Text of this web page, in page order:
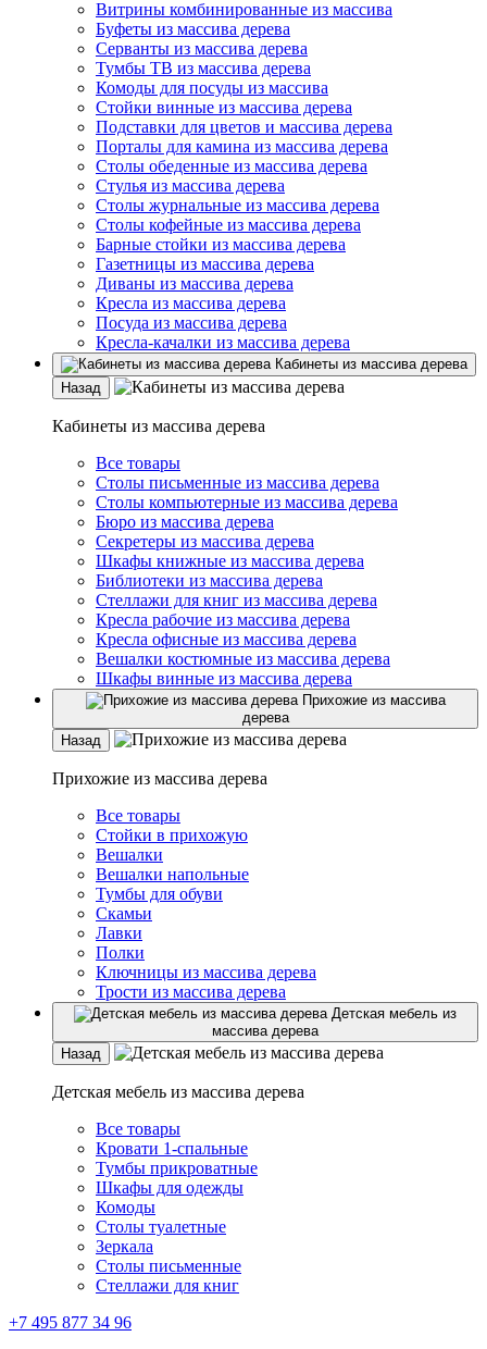
Витрины комбинированные из массива
Буфеты из массива дерева
Серванты из массива дерева
Тумбы ТВ из массива дерева
Комоды для посуды из массива
Стойки винные из массива дерева
Подставки для цветов и массива дерева
Порталы для камина из массива дерева
Столы обеденные из массива дерева
Стулья из массива дерева
Столы журнальные из массива дерева
Столы кофейные из массива дерева
Барные стойки из массива дерева
Газетницы из массива дерева
Диваны из массива дерева
Кресла из массива дерева
Посуда из массива дерева
Кресла-качалки из массива дерева
Кабинеты из массива дерева
Назад
Кабинеты из массива дерева
Все товары
Столы письменные из массива дерева
Столы компьютерные из массива дерева
Бюро из массива дерева
Секретеры из массива дерева
Шкафы книжные из массива дерева
Библиотеки из массива дерева
Стеллажи для книг из массива дерева
Кресла рабочие из массива дерева
Кресла офисные из массива дерева
Вешалки костюмные из массива дерева
Шкафы винные из массива дерева
Прихожие из массива
дерева
Назад
Прихожие из массива дерева
Все товары
Стойки в прихожую
Вешалки
Вешалки напольные
Тумбы для обуви
Скамьи
Лавки
Полки
Ключницы из массива дерева
Трости из массива дерева
Детская мебель из
массива дерева
Назад
Детская мебель из массива дерева
Все товары
Кровати 1-спальные
Тумбы прикроватные
Шкафы для одежды
Комоды
Столы туалетные
Зеркала
Столы письменные
Стеллажи для книг
+7 495 877 34 96